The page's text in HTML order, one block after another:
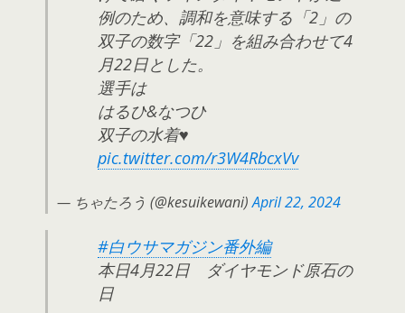
例のため、調和を意味する「2」の
双子の数字「22」を組み合わせて4
月22日とした。
選手は
はるひ&なつひ
双子の水着♥
pic.twitter.com/r3W4RbcxVv
— ちゃたろう (@kesuikewani)April 22, 2024
#白ウサマガジン番外編
本日4月22日 ダイヤモンド原石の
日